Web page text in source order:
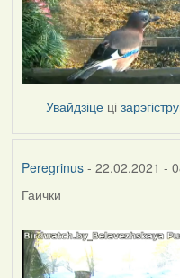
Увайдзіце ці
Peregrinus- 22.02.2021 -
Гаички